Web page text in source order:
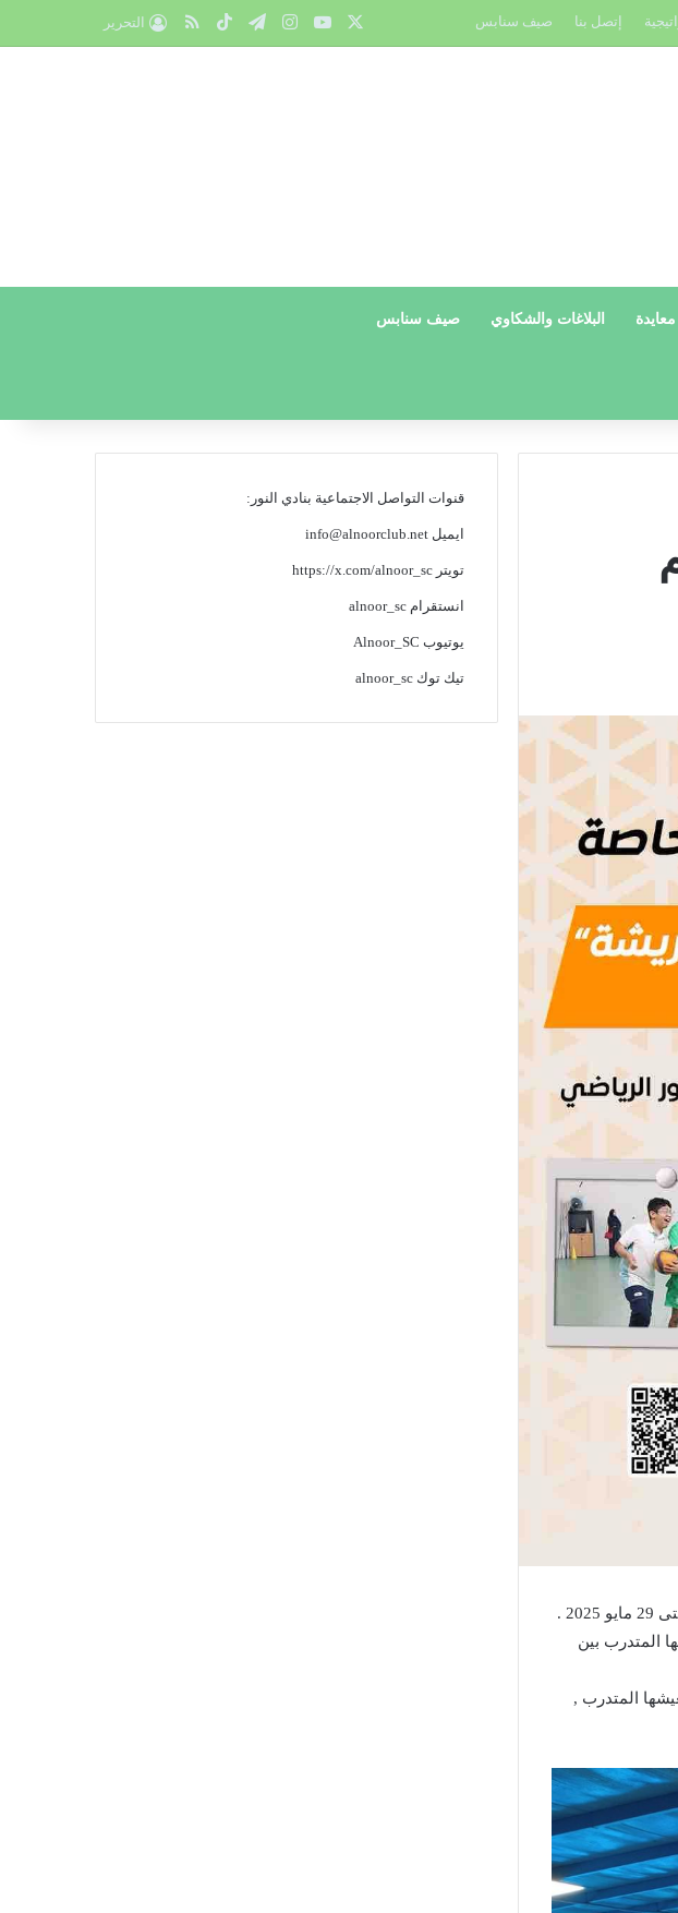
إتصل بنا صيف سنابس يوتيوبانستقرام
تيلقرام‫TikTokملخص الموقع RSS
التحرير
البلاغات والشكاوي صيف سنابس
كن رياضاً .. هو أحد برامج المسؤولية الإجتماعية بنادي النور و المميزة هذا العام ويستمر من 1 مايو حتى 29 مايو 2025 .
المتدرب بين
المتدرب ,
قنوات التواصل الاجتماعية بنادي النور:
ايميلinfo@alnoorclub.net
تويترhttps://x.com/alnoor_sc
انستقرامalnoor_sc
يوتيوب Alnoor_SC
تيك توكalnoor_sc